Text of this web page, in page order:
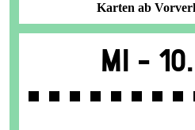
Karten ab
Mi -